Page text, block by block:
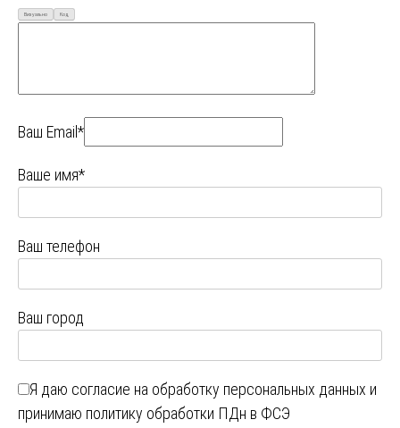
Визуально Код
Ваш Email*
Ваше имя*
Ваш телефон
Ваш город
Я даю согласие на обработку персональных данных и
принимаю политику обработки ПДн в ФСЭ